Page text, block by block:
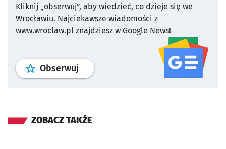
Kliknij „obserwuj”, aby wiedzieć, co dzieje się we
Wrocławiu. Najciekawsze wiadomości z
www.wroclaw.pl znajdziesz w Google News!
Obserwuj profil serwisu
ZOBACZ TAKŻE